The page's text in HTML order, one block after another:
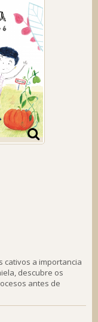
cativos a importancia
descubre os
antes de